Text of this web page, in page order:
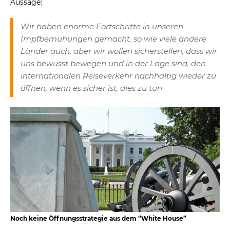
Wir haben enorme Fortschritte in unseren
Impfbemühungen gemacht, so wie viele andere
Länder auch, aber wir wollen sicherstellen, dass wir
uns bewusst bewegen und in der Lage sind, den
internationalen Reiseverkehr nachhaltig wieder zu
öffnen, wenn es sicher ist, dies zu tun
Noch keine Öffnungsstrategie aus dem “White House”